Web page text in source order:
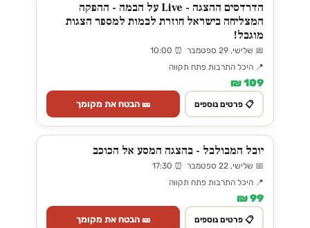
הדרדסים ההצגה - Live על הבמה - ההפקה
המצליחה בישראל חוזרת לבמות למספר הצגות
מוגבל!
📅 שלישי, 29 ספטמבר ⏰ 10:00
📍 היכל התרבות פתח תקווה
109 ₪
📋 פרטים נוספים 🎫 הבטח את מקומך
יובל המבולבל - בהצגה המסע אל הכוכב
📅 שלישי, 22 ספטמבר ⏰ 17:30
📍 היכל התרבות פתח תקווה
99 ₪
📋 פרטים נוספים 🎫 הבטח את מקומך